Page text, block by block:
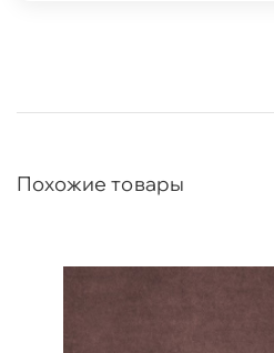
Похожие товары